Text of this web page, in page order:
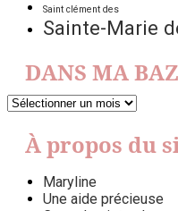
Saint clément des
Sainte-Marie
DANS MA
DANS
BAZENNE
(ARCHIVES)
À propos du
Maryline
Une aide précieuse